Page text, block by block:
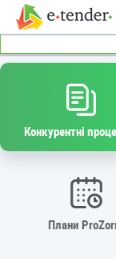
Конкурентні
Плани